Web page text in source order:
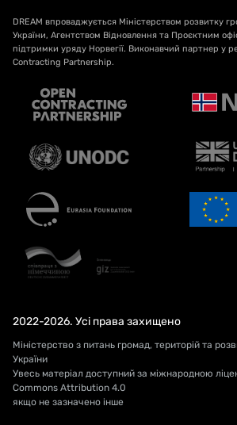
DREAM впроваджується Міністерством розвитку
України, Агентством Відновлення та Проєктним
підтримки уряду Норвегії. Виконавчий партнер у
Contracting Partnership.
2022-2026. Усі права захищено
Міністерство з питань громад, територій та
України
Увесь матеріал доступний за міжнародною
Commons Attribution 4.0
якщо не зазначено інше